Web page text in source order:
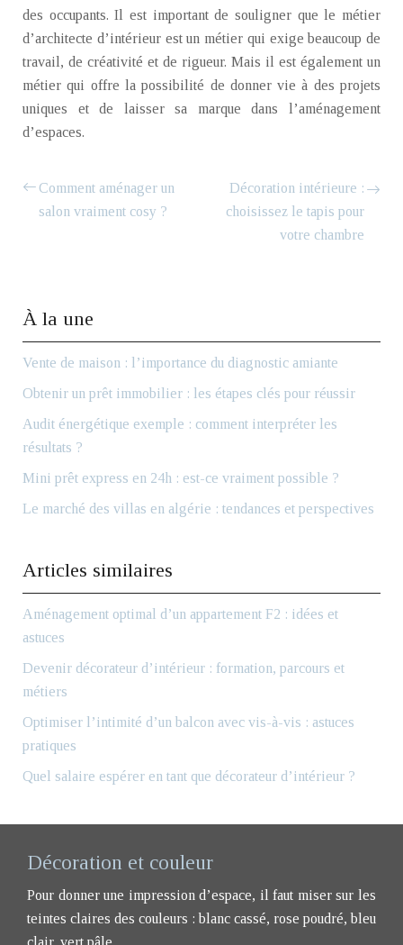
des occupants. Il est important de souligner que le métier
d’architecte d’intérieur est un métier qui exige beaucoup de
travail, de créativité et de rigueur. Mais il est également un
métier qui offre la possibilité de donner vie à des projets
uniques et de laisser sa marque dans l’aménagement
d’espaces.
Comment aménager un
salon vraiment cosy ?
Décoration intérieure :
choisissez le tapis pour
votre chambre
À la une
Vente de maison : l’importance du diagnostic amiante
Obtenir un prêt immobilier : les étapes clés pour réussir
Audit énergétique exemple : comment interpréter les
résultats ?
Mini prêt express en 24h : est-ce vraiment possible ?
Le marché des villas en algérie : tendances et perspectives
Articles similaires
Aménagement optimal d’un appartement F2 : idées et
astuces
Devenir décorateur d’intérieur : formation, parcours et
métiers
Optimiser l’intimité d’un balcon avec vis-à-vis : astuces
pratiques
Quel salaire espérer en tant que décorateur d’intérieur ?
Décoration et couleur
Pour donner une impression d’espace, il faut miser sur les
teintes claires des couleurs : blanc cassé, rose poudré, bleu
clair, vert pâle.